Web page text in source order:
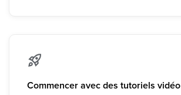
Commencer avec des tutoriels vidéo